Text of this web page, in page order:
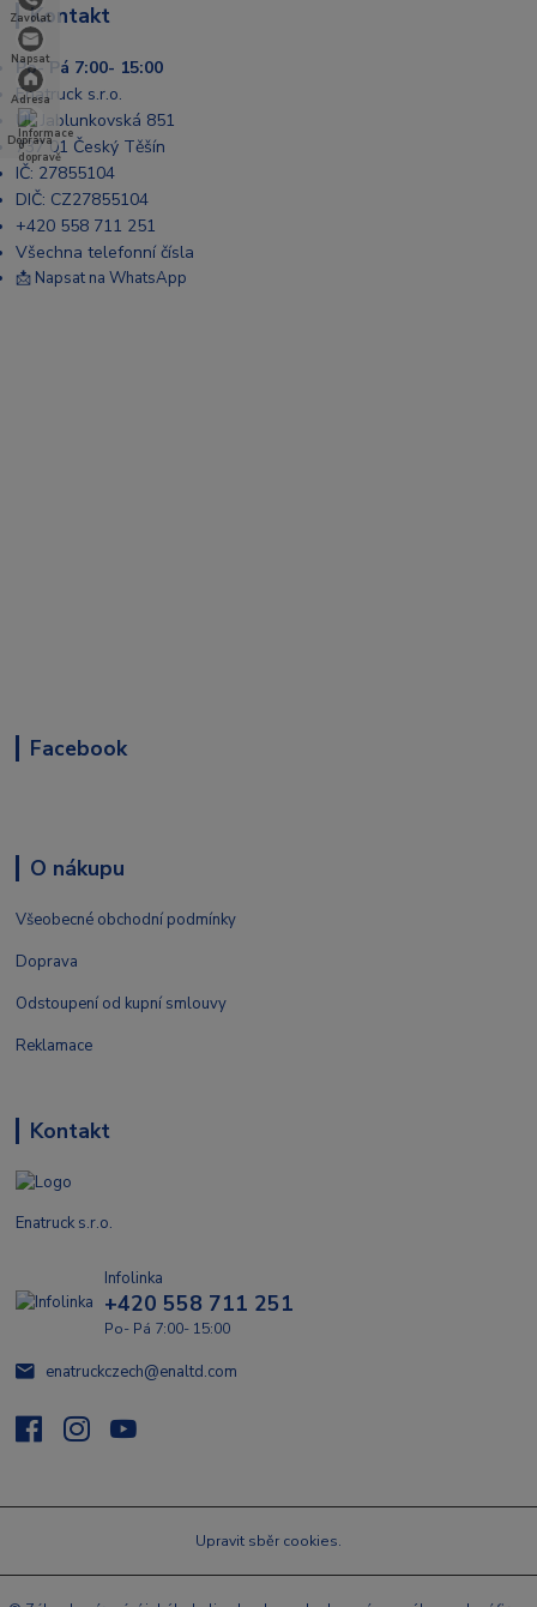
Zavolat
Napsat
Adresa
Doprava
Kontakt
Po- Pá 7:00- 15:00
Enatruck s.r.o.
Ul. Jablunkovská 851
737 01 Český Těšín
IČ: 27855104
DIČ: CZ27855104
+420 558 711 251
Všechna telefonní čísla
📩 Napsat na WhatsApp
Facebook
O nákupu
Všeobecné obchodní podmínky
Doprava
Odstoupení od kupní smlouvy
Reklamace
Kontakt
Enatruck s.r.o.
Infolinka
+420 558 711 251
Po- Pá 7:00- 15:00
enatruckczech@enaltd.com
Upravit sběr cookies.